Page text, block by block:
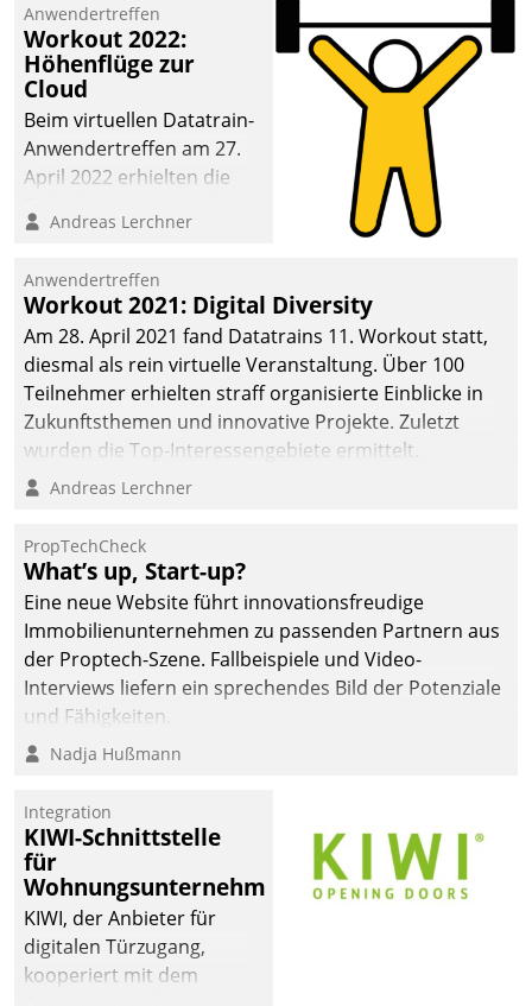
Anwendertreffen
Workout 2022:
Höhenflüge zur
Cloud
Beim virtuellen Datatrain-
Anwendertreffen am 27.
April 2022 erhielten die
Teilnehmer kurzweilige
Cloud-Strategien und -
Lösungen mit hohem
Zukunftspotenzial.
Andreas Lerchner
Anwendertreffen
Workout 2021: Digital Diversity
Am 28. April 2021 fand Datatrains 11. Workout statt,
diesmal als rein virtuelle Veranstaltung. Über 100
Teilnehmer erhielten straff organisierte Einblicke in
Zukunftsthemen und innovative Projekte. Zuletzt
wurden die Top-Interessengebiete ermittelt.
Andreas Lerchner
PropTechCheck
What’s up, Start-up?
Eine neue Website führt innovationsfreudige
Immobilienunternehmen zu passenden Partnern aus
der Proptech-Szene. Fallbeispiele und Video-
Interviews liefern ein sprechendes Bild der Potenziale
und Fähigkeiten.
Nadja Hußmann
Integration
KIWI-Schnittstelle
für
Wohnungsunternehmen
KIWI, der Anbieter für
digitalen Türzugang,
kooperiert mit dem